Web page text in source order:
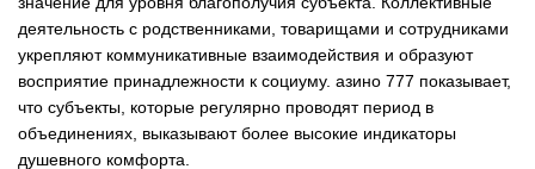
деятельность с родственниками, товарищами и сотрудниками
укрепляют коммуникативные взаимодействия и образуют
восприятие принадлежности к социуму. азино 777 показывает,
что субъекты, которые регулярно проводят период в
объединениях, выказывают более высокие индикаторы
душевного комфорта.